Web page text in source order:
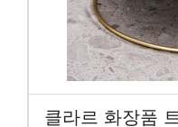
클라르 화장품